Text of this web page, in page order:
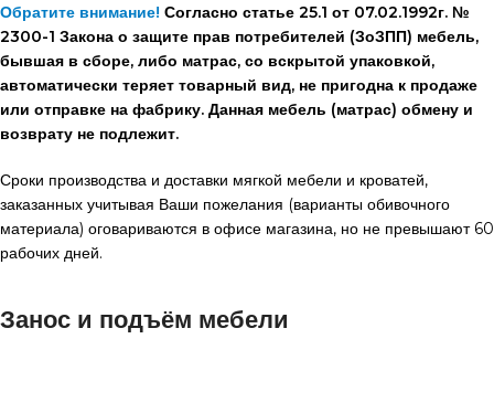
Обратите внимание! Согласно статье 25.1 от 07.02.1992г. №
2300-1 Закона о защите прав потребителей (ЗоЗПП) мебель,
бывшая в сборе, либо матрас, со вскрытой упаковкой,
автоматически теряет товарный вид, не пригодна к продаже
или отправке на фабрику. Данная мебель (матрас) обмену и
возврату не подлежит.
Сроки производства и доставки мягкой мебели и кроватей,
заказанных учитывая Ваши пожелания (варианты обивочного
материала) оговариваются в офисе магазина, но не превышают 60
рабочих дней.
Занос и подъём мебели